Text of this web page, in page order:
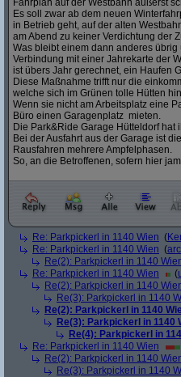
Fahrplan auf der Westbahn äußerst
Es soll zwar ab dem neuen
in Betrieb geht, auf der alten
am Abend zu keiner Verdichtung der
Was bleibt einem dann anderes
Verbindung mit einer Jahrekarte der
ist übers Jahr gerechnet, ein Haufen
Diese Maßnahme trifft nur die
welche sich im Grünen tolle Hütten
Wenn sie nicht am Arbeitsplatz eine
Büro einen Garagenplatz mieten.
Die Park&Ride Garage Hütteldorf
Bei der Ausfahrt aus der Garage ist
Rausfahren mehrere Ampfelphasen.
So, an die Betroffenen, sofern hier
Re: Parkpickerl in 1140 Wien (
Re: Parkpickerl in 1140 Wien (
Re(2): Parkpickerl in 1140
Re: Parkpickerl in 1140 Wien
(
Re(2): Parkpickerl in 1140
Re(3): Parkpickerl in 1140
Re(2): Parkpickerl in 1140
Re(3): Parkpickerl in 1140
Re(4): Parkpickerl in
Re: Parkpickerl in 1140 Wien
Re(2): Parkpickerl in 1140
Re(3): Parkpickerl in 1140